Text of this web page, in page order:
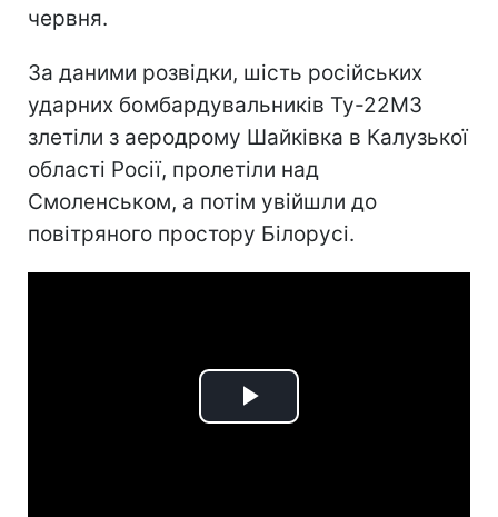
червня.
За даними розвідки, шість російських
ударних бомбардувальників Ту-22М3
злетіли з аеродрому Шайківка в Калузької
області Росії, пролетіли над
Смоленськом, а потім увійшли до
повітряного простору Білорусі.
Play